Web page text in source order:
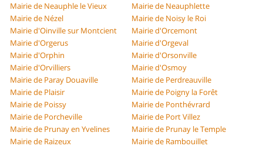
Mairie de Neauphle le Vieux
Mairie de Neauphlette
Mairie de Nézel
Mairie de Noisy le Roi
Mairie d'Oinville sur Montcient
Mairie d'Orcemont
Mairie d'Orgerus
Mairie d'Orgeval
Mairie d'Orphin
Mairie d'Orsonville
Mairie d'Orvilliers
Mairie d'Osmoy
Mairie de Paray Douaville
Mairie de Perdreauville
Mairie de Plaisir
Mairie de Poigny la Forêt
Mairie de Poissy
Mairie de Ponthévrard
Mairie de Porcheville
Mairie de Port Villez
Mairie de Prunay en Yvelines
Mairie de Prunay le Temple
Mairie de Raizeux
Mairie de Rambouillet